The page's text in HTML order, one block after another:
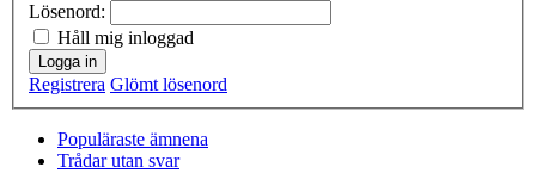
Lösenord:
Håll mig inloggad
Logga in
Registrera Glömt lösenord
Populäraste ämnena
Trådar utan svar